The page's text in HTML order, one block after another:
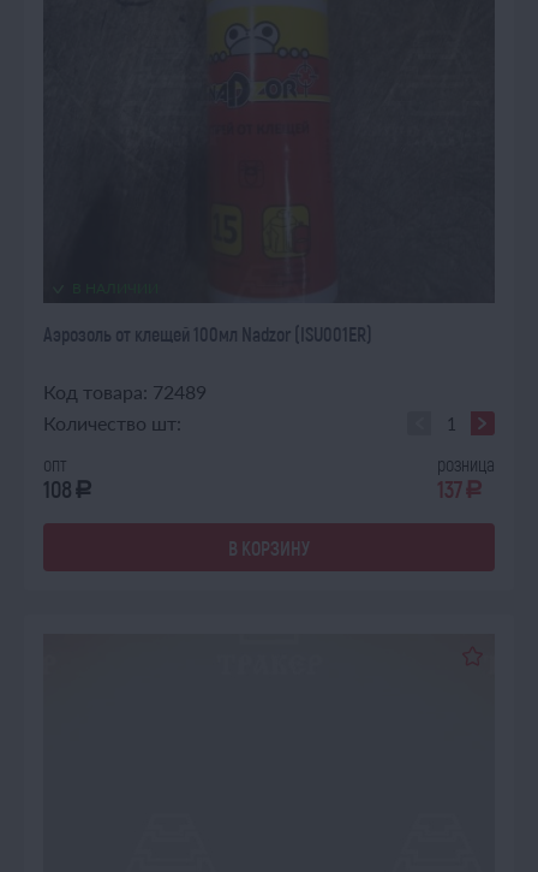
Аэрозоль от клещей 100мл Nadzor (ISU001ER)
Код товара: 72489
Количество шт:
опт
108 a
розница
137a
В КОРЗИНУ